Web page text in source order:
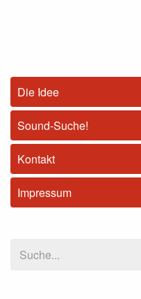
Die Idee
Sound-Suche!
Kontakt
Impressum